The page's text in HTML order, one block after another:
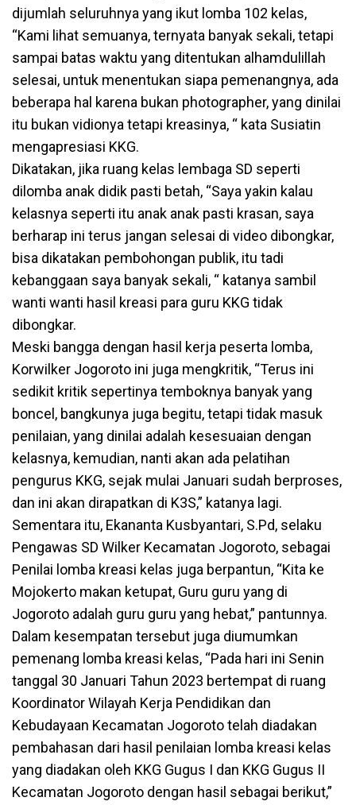
dijumlah seluruhnya yang ikut lomba 102 kelas,
“Kami lihat semuanya, ternyata banyak sekali, tetapi
sampai batas waktu yang ditentukan alhamdulillah
selesai, untuk menentukan siapa pemenangnya, ada
beberapa hal karena bukan photographer, yang dinilai
itu bukan vidionya tetapi kreasinya, “ kata Susiatin
mengapresiasi KKG.
Dikatakan, jika ruang kelas lembaga SD seperti
dilomba anak didik pasti betah, “Saya yakin kalau
kelasnya seperti itu anak anak pasti krasan, saya
berharap ini terus jangan selesai di video dibongkar,
bisa dikatakan pembohongan publik, itu tadi
kebanggaan saya banyak sekali, “ katanya sambil
wanti wanti hasil kreasi para guru KKG tidak
dibongkar.
Meski bangga dengan hasil kerja peserta lomba,
Korwilker Jogoroto ini juga mengkritik, “Terus ini
sedikit kritik sepertinya temboknya banyak yang
boncel, bangkunya juga begitu, tetapi tidak masuk
penilaian, yang dinilai adalah kesesuaian dengan
kelasnya, kemudian, nanti akan ada pelatihan
pengurus KKG, sejak mulai Januari sudah berproses,
dan ini akan dirapatkan di K3S,” katanya lagi.
Sementara itu, Ekananta Kusbyantari, S.Pd, selaku
Pengawas SD Wilker Kecamatan Jogoroto, sebagai
Penilai lomba kreasi kelas juga berpantun, “Kita ke
Mojokerto makan ketupat, Guru guru yang di
Jogoroto adalah guru guru yang hebat,” pantunnya.
Dalam kesempatan tersebut juga diumumkan
pemenang lomba kreasi kelas, “Pada hari ini Senin
tanggal 30 Januari Tahun 2023 bertempat di ruang
Koordinator Wilayah Kerja Pendidikan dan
Kebudayaan Kecamatan Jogoroto telah diadakan
pembahasan dari hasil penilaian lomba kreasi kelas
yang diadakan oleh KKG Gugus I dan KKG Gugus II
Kecamatan Jogoroto dengan hasil sebagai berikut,”